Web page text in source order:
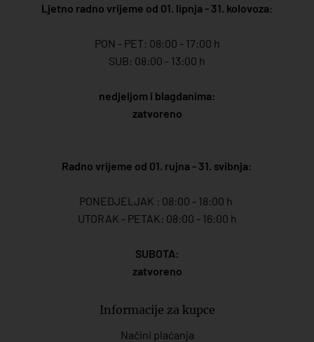
Ljetno radno vrijeme od 01. lipnja - 31. kolovoza:
PON - PET: 08:00 - 17:00 h
SUB: 08:00 - 13:00 h
nedjeljom i blagdanima:
zatvoreno
Radno vrijeme od 01. rujna - 31. svibnja:
PONEDJELJAK : 08:00 - 18:00 h
UTORAK - PETAK: 08:00 - 16:00 h
SUBOTA:
zatvoreno
Informacije za kupce
Načini plaćanja